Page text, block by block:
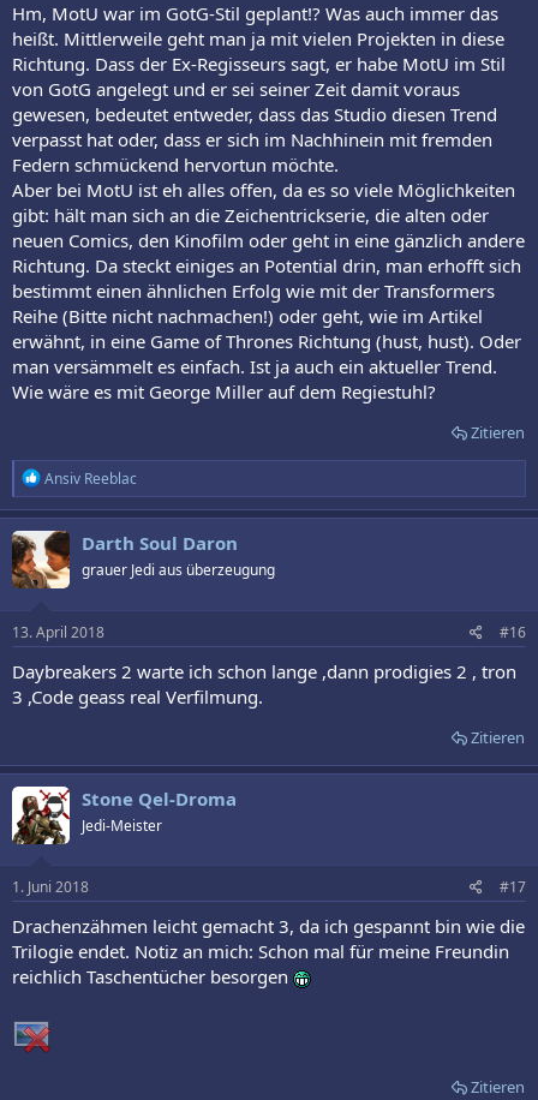
Hm, MotU war im GotG-Stil geplant!? Was auch immer das
heißt. Mittlerweile geht man ja mit vielen Projekten in diese
Richtung. Dass der Ex-Regisseurs sagt, er habe MotU im Stil
von GotG angelegt und er sei seiner Zeit damit voraus
gewesen, bedeutet entweder, dass das Studio diesen Trend
verpasst hat oder, dass er sich im Nachhinein mit fremden
Federn schmückend hervortun möchte.
Aber bei MotU ist eh alles offen, da es so viele Möglichkeiten
gibt: hält man sich an die Zeichentrickserie, die alten oder
neuen Comics, den Kinofilm oder geht in eine gänzlich andere
Richtung. Da steckt einiges an Potential drin, man erhofft sich
bestimmt einen ähnlichen Erfolg wie mit der Transformers
Reihe (Bitte nicht nachmachen!) oder geht, wie im Artikel
erwähnt, in eine Game of Thrones Richtung (hust, hust). Oder
man versämmelt es einfach. Ist ja auch ein aktueller Trend.
Wie wäre es mit George Miller auf dem Regiestuhl?
Zitieren
R
e
a
k
t
i
o
e
n
:
Ansiv Reeblac
Darth Soul Daron
grauer Jedi aus überzeugung
13. April 2018 #16
Daybreakers 2 warte ich schon lange ,dann prodigies 2 , tron
3 ,Code geass real Verfilmung.
Zitieren
Stone Qel-Droma
Jedi-Meister
1. Juni 2018 #17
Drachenzähmen leicht gemacht 3, da ich gespannt bin wie die
Trilogie endet. Notiz an mich: Schon mal für meine Freundin
reichlich Taschentücher besorgen
Zitieren